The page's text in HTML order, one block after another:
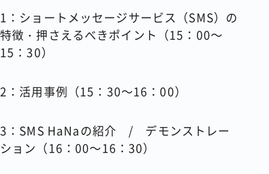
1 ：ショートメッセージサービス（SMS）の
特徴・押さえるべきポイント（15 ： 00～
15 ：30）
2 ：活用事例（15 ： 30～16 ： 00）
3 ： SMS HaNaの紹介 / デモンストレー
ション（16 ： 00～16 ： 30）